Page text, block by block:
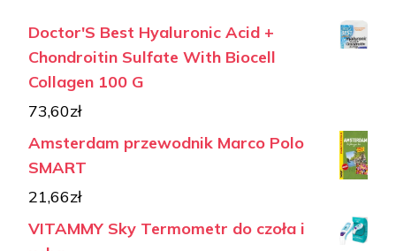
Doctor'S Best Hyaluronic Acid +
Chondroitin Sulfate With Biocell
Collagen 100 G
73,60zł
Amsterdam przewodnik Marco Polo
SMART
21,66zł
VITAMMY Sky Termometr do czoła i